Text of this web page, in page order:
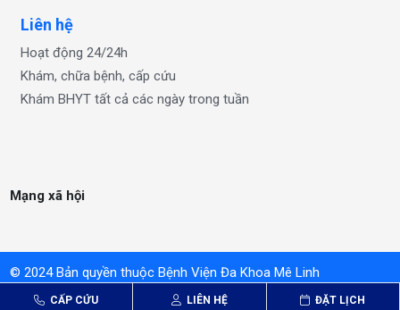
CẤP CỨU LIÊN HỆ ĐẶT LỊCH
Liên hệ
Hoạt động 24/24h
Khám, chữa bệnh, cấp cứu
Khám BHYT tất cả các ngày trong tuần
Mạng xã hội
© 2024 Bản quyền thuộc Bệnh Viện Đa Khoa Mê Linh
BỆNH VIỆN ĐA KHOA MÊ LINH- MELINH GENERAL HOSPITAL